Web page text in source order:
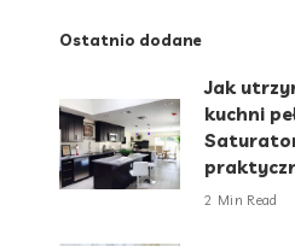
Ostatnio dodane
Jak
kuchni
2 Min Read